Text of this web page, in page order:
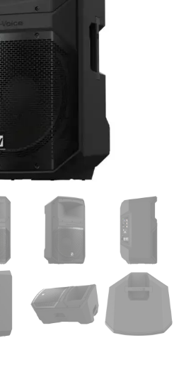
generali o specifiche su certi
determinato prodotto